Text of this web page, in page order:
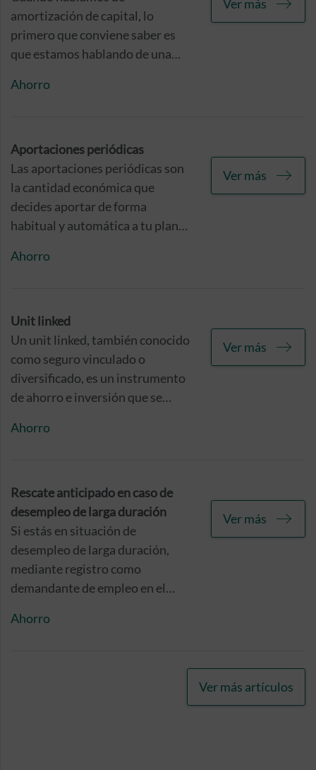
amortización de capital, lo
primero que conviene saber es
que estamos hablando de una
habíamos pedido. Eso sí, no solo
Ahorro
Ver más
Aportaciones periódicas
Las aportaciones periódicas son
la cantidad económica que
decides aportar de forma
habitual y automática a tu plan
deberás comunicarnos el
con el fin de que podamos
proceder a realizar este cargo en
las condiciones acordadas
mediante domiciliación bancaria.
Ahorro
Ver más
Unit linked
Un unit linked, también conocido
como seguro vinculado o
diversificado, es un instrumento
de ahorro e inversión que se
modalidad mixta entre un seguro
Ahorro
Ver más
Rescate anticipado en caso de
desempleo de larga duración
Si estás en situación de
desempleo de larga duración,
mediante registro como
demandante de empleo en el
Estatal, y no estás percibiendo
Ahorro
Ver más
Ver más artículos